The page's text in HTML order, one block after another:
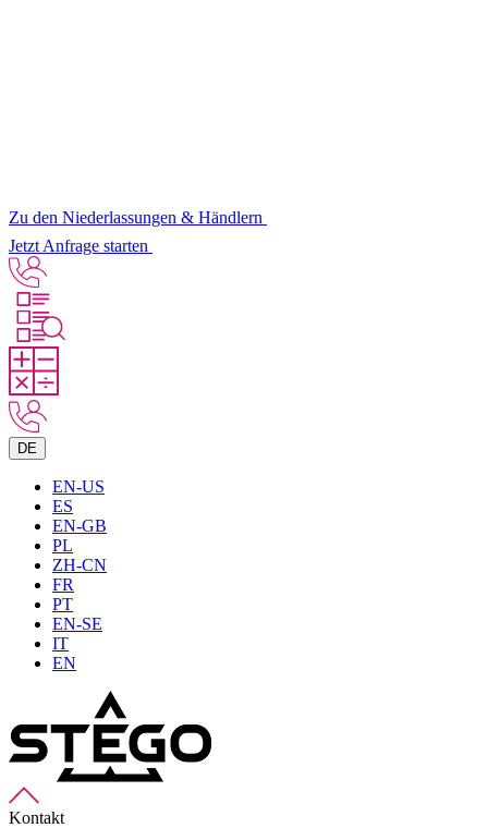
Zu den Niederlassungen & Händlern
Jetzt Anfrage starten
DE
EN-US
ES
EN-GB
PL
ZH-CN
FR
PT
EN-SE
IT
EN
Kontakt